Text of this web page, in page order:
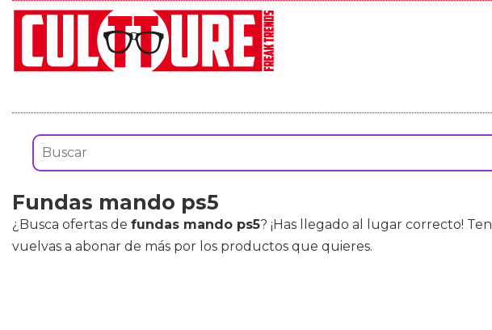
Fundas mando ps5
¿Busca ofertas de fundas mando ps5? ¡Has llegado al lugar correcto!
vuelvas a abonar de más por los productos que quieres.